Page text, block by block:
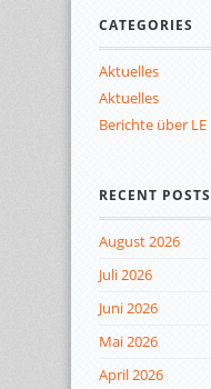
CATEGORIES
Aktuelles
Aktuelles
Berichte über LE
RECENT POSTS
August 2026
Juli 2026
Juni 2026
Mai 2026
April 2026